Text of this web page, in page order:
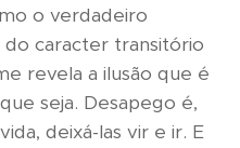
o verdadeiro
caracter transitório
revela a ilusão que é
seja. Desapego é,
deixá-las vir e ir. E